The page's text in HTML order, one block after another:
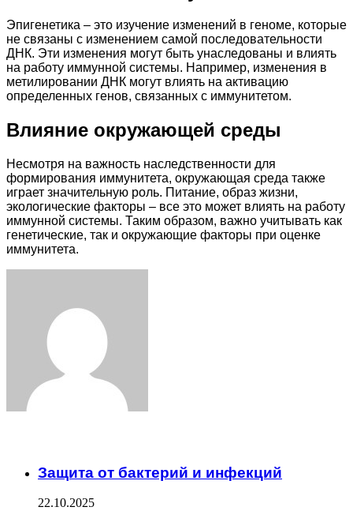
Эпигенетика – это изучение изменений в геноме, которые
не связаны с изменением самой последовательности
ДНК. Эти изменения могут быть унаследованы и влиять
на работу иммунной системы. Например, изменения в
метилировании ДНК могут влиять на активацию
определенных генов, связанных с иммунитетом.
Влияние окружающей среды
Несмотря на важность наследственности для
формирования иммунитета, окружающая среда также
играет значительную роль. Питание, образ жизни,
экологические факторы – все это может влиять на работу
иммунной системы. Таким образом, важно учитывать как
генетические, так и окружающие факторы при оценке
иммунитета.
Защита от бактерий и инфекций
22.10.2025